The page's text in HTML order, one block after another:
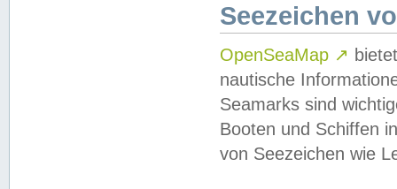
Seezeichen
OpenSeaMap ↗
nautische
Seamarks sind
Booten und Schiffen
von Seezeichen wie